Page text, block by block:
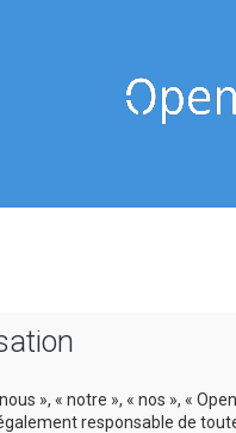
», « notre », « nos », «
responsable de